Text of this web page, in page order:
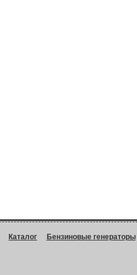
Каталог Бензиновые генераторы